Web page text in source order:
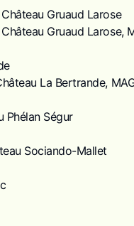
Gruaud Larose
Gruaud Larose,
La Bertrande,
Phélan Ségur
Sociando-Mallet